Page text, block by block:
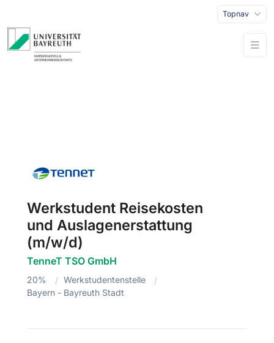
Topnav
Werkstudent Reisekosten
und Auslagenerstattung
(m/w/d)
TenneT TSO GmbH
20%
Werkstudentenstelle
Bayern - Bayreuth Stadt